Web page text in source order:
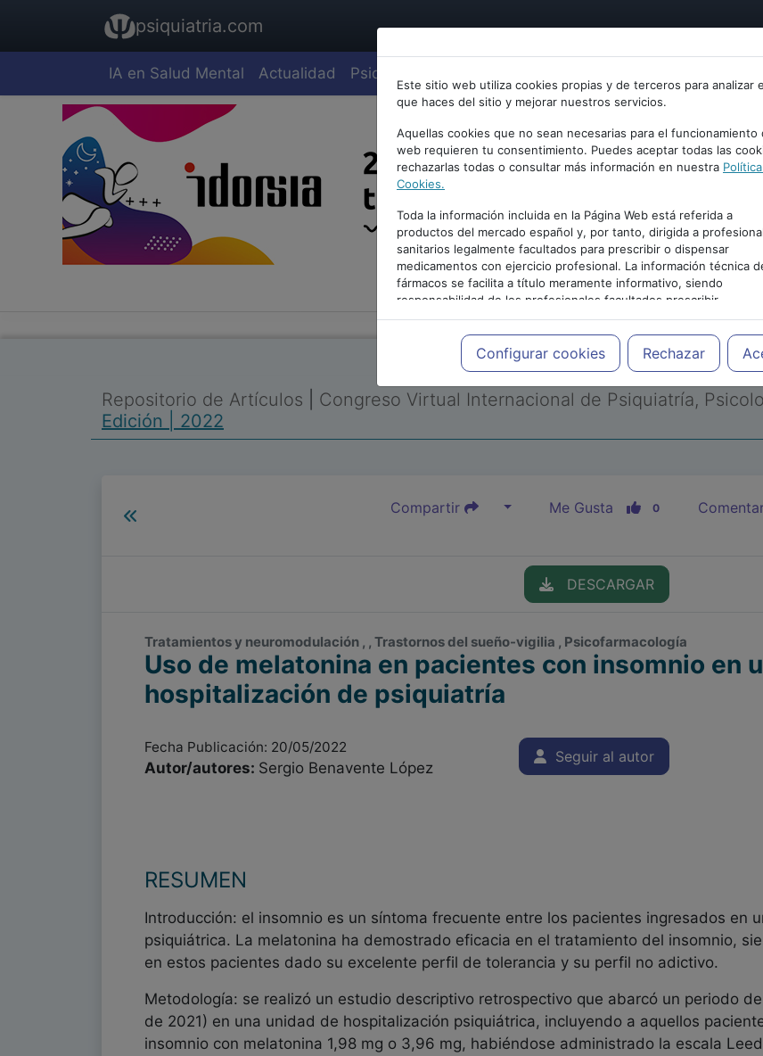
psiquiatria.com
IA en Salud Mental Actualidad Psiquiatría
Este sitio web utiliza cookies propias y de terceros para analizar
que haces del sitio y mejorar nuestros servicios.
Aquellas cookies que no sean necesarias para el funcionamiento
web requieren tu consentimiento. Puedes aceptar todas las
rechazarlas todas o consultar más información en nuestra
Cookies.
Toda la información incluida en la Página Web está referida a
productos del mercado español y, por tanto, dirigida a
sanitarios legalmente facultados para prescribir o dispensar
medicamentos con ejercicio profesional. La información técnica
fármacos se facilita a título meramente informativo, siendo
responsabilidad de los profesionales facultados prescribir
medicamentos y decidir, en cada caso concreto, el tratamiento
adecuado a las necesidades del paciente.
Configurar cookies Rechazar
PUBLICIDAD
Repositorio de Artículos Congreso Virtual Internacional de Psiquiatría,
Edición | 2022
Compartir Me Gusta 0
DESCARGAR
Tratamientos y neuromodulación , , Trastornos del sueño-vigilia , Psicofarmacología
Uso de melatonina en pacientes con insomnio en
hospitalización de psiquiatría
Fecha Publicación: 20/05/2022
Autor/autores: Sergio Benavente López
Seguir al autor
RESUMEN
Introducción: el insomnio es un síntoma frecuente entre los pacientes ingresados en
psiquiátrica. La melatonina ha demostrado eficacia en el tratamiento del insomnio,
en estos pacientes dado su excelente perfil de tolerancia y su perfil no adictivo.
Metodología: se realizó un estudio descriptivo retrospectivo que abarcó un periodo
de 2021) en una unidad de hospitalización psiquiátrica, incluyendo a aquellos
insomnio con melatonina 1,98 mg o 3,96 mg, habiéndose administrado la escala